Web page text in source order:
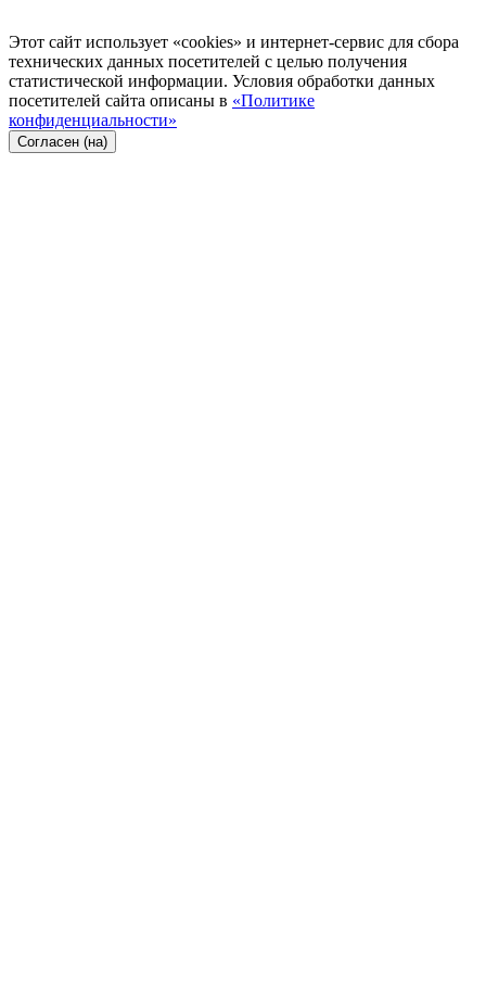
Этот сайт использует «cookies» и интернет-сервис для сбора
технических данных посетителей с целью получения
статистической информации. Условия обработки данных
посетителей сайта описаны в «Политике
конфиденциальности»
Согласен (на)